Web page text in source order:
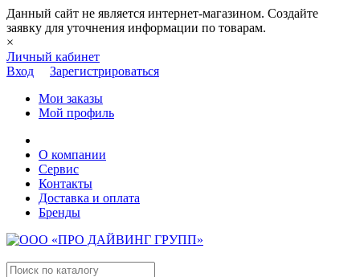
Данный сайт не является интернет-магазином. Создайте
заявку для уточнения информации по товарам.
×
Личный кабинет
Вход
Зарегистрироваться
Мои заказы
Мой профиль
О компании
Сервис
Контакты
Доставка и оплата
Бренды